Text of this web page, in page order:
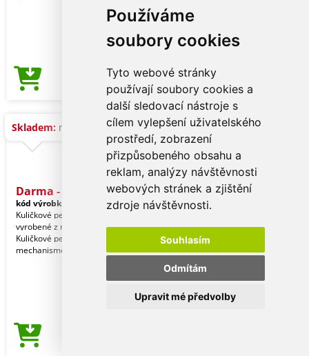
Používáme
soubory cookies
Tyto webové stránky
používají soubory cookies a
další sledovací nástroje s
cílem vylepšení uživatelského
prostředí, zobrazení
přizpůsobeného obsahu a
reklam, analýzy návštěvnosti
webových stránek a zjištění
zdroje návštěvnosti.
Souhlasím
Odmítám
Upravit mé předvolby
Cena od68,57 Kč
Skladem: na dotaz
Darma - Sada
kód výrobku:
20686000000
Kuličkové pero a roller s uzávěrem
vyrobené z recyklovaného hliníku.
Kuličkové pero s otočným
mechanismem a roller s uzá